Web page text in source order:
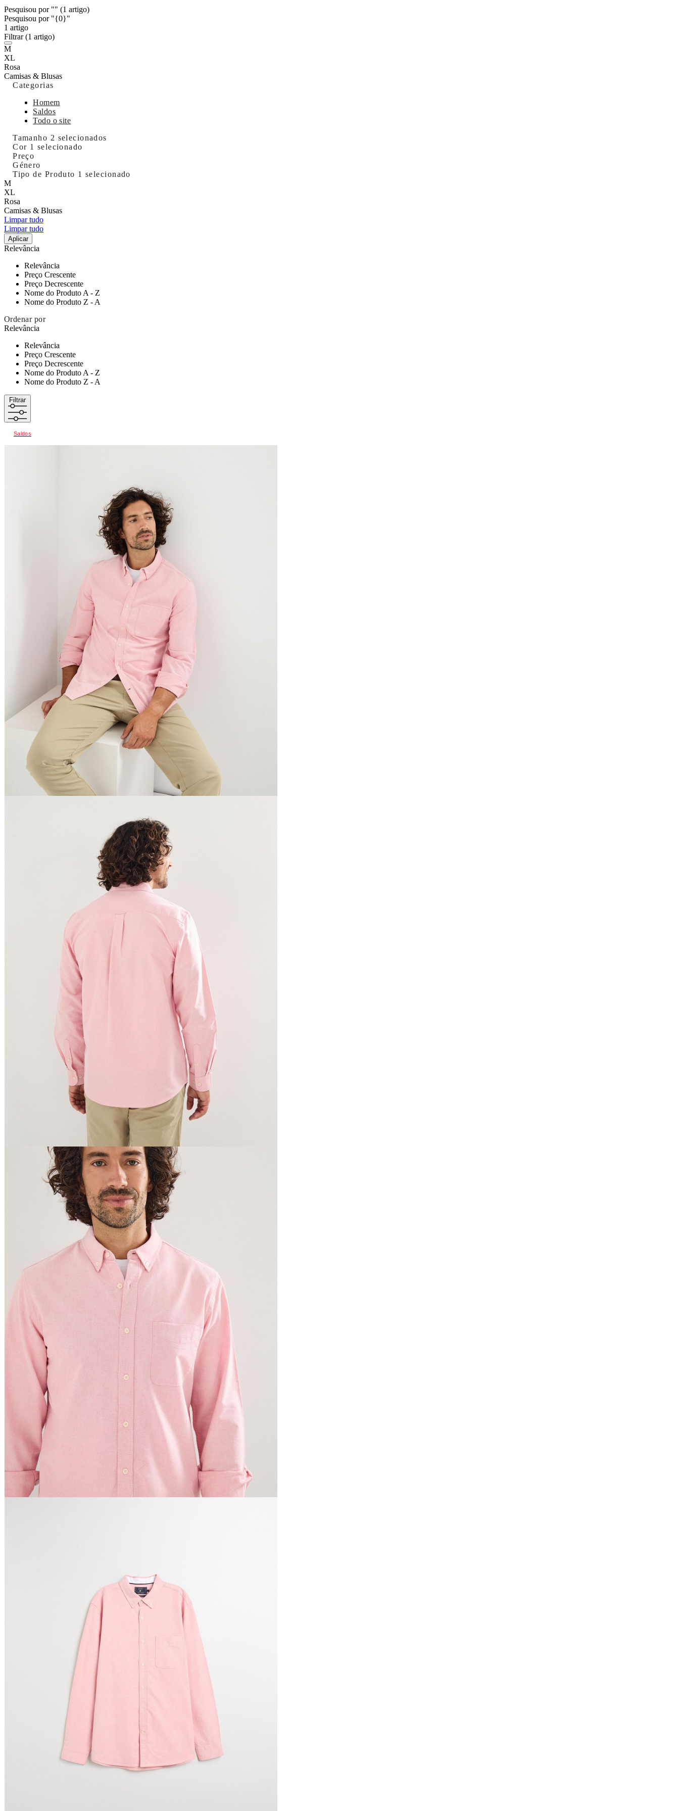
Pesquisou por "" (1 artigo)
Pesquisou por "{0}"
1 artigo
Filtrar(1 artigo)
M
XL
Rosa
Camisas & Blusas
Categorias
Homem
Saldos
Todo o site
Tamanho 2 selecionados
Cor 1 selecionado
Preço
Género
Tipo de Produto 1 selecionado
M
XL
Rosa
Camisas & Blusas
Limpar tudo
Limpar tudo
Aplicar
Relevância
Relevância
Preço Crescente
Preço Decrescente
Nome do Produto A - Z
Nome do Produto Z - A
Ordenar por
Relevância
Relevância
Preço Crescente
Preço Decrescente
Nome do Produto A - Z
Nome do Produto Z - A
Filtrar
Saldos